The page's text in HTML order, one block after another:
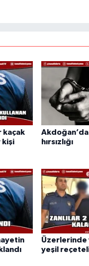
kaçak
kişi
hırsızlığı
Üzerlerinde
yeşil